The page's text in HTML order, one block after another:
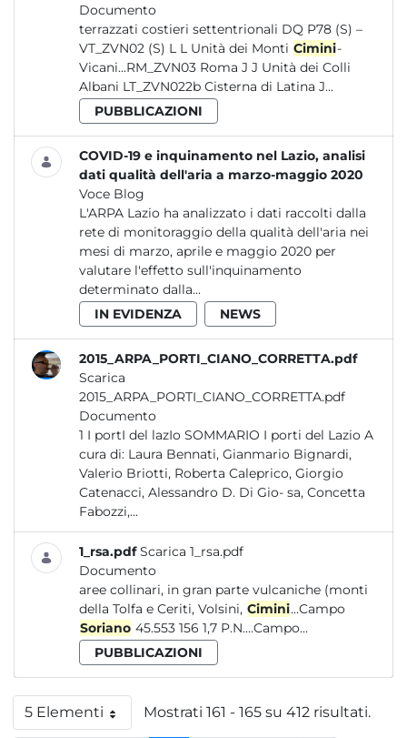
Documento
terrazzati costieri settentrionali DQ P78 (S) –
VT_ZVN02 (S) L L Unità dei Monti Cimini-
Vicani...RM_ZVN03 Roma J J Unità dei Colli
Albani LT_ZVN022b Cisterna di Latina J...
PUBBLICAZIONI
COVID-19 e inquinamento nel Lazio, analisi
dati qualità dell'aria a marzo-maggio 2020
Voce Blog
L'ARPA Lazio ha analizzato i dati raccolti dalla
rete di monitoraggio della qualità dell'aria nei
mesi di marzo, aprile e maggio 2020 per
valutare l'effetto sull'inquinamento
determinato dalla...
IN EVIDENZA
NEWS
2015_ARPA_PORTI_CIANO_CORRETTA.pdf
Scarica
2015_ARPA_PORTI_CIANO_CORRETTA.pdf
Documento
1 I portI del lazIo SOMMARIO I porti del Lazio A
cura di: Laura Bennati, Gianmario Bignardi,
Valerio Briotti, Roberta Caleprico, Giorgio
Catenacci, Alessandro D. Di Gio- sa, Concetta
Fabozzi,...
1_rsa.pdf Scarica 1_rsa.pdf
Documento
aree collinari, in gran parte vulcaniche (monti
della Tolfa e Ceriti, Volsini, Cimini...Campo
Soriano
45.553 156 1,7 P.N....Campo...
PUBBLICAZIONI
5 ElementiPer paginaMostrati 161 - 165 su 412 risultati.